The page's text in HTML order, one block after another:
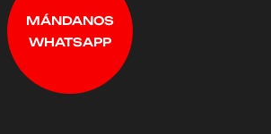
MÁNDANOS
WHATSAPP
WHATSAPP